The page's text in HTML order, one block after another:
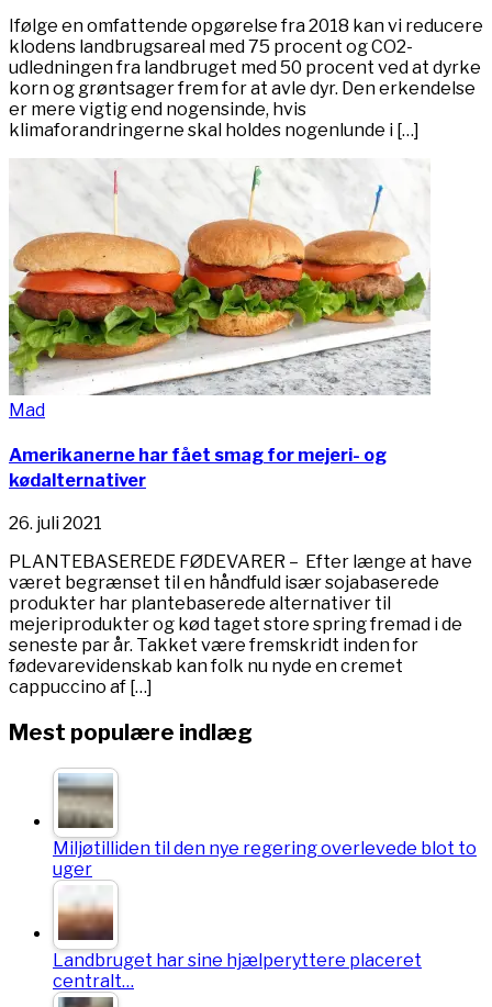
Ifølge en omfattende opgørelse fra 2018 kan vi reducere
klodens landbrugsareal med 75 procent og CO2-
udledningen fra landbruget med 50 procent ved at dyrke
korn og grøntsager frem for at avle dyr. Den erkendelse
er mere vigtig end nogensinde, hvis
klimaforandringerne skal holdes nogenlunde i […]
Mad
Amerikanerne har fået smag for mejeri- og
kødalternativer
26. juli 2021
PLANTEBASEREDE FØDEVARER – Efter længe at have
været begrænset til en håndfuld især sojabaserede
produkter har plantebaserede alternativer til
mejeriprodukter og kød taget store spring fremad i de
seneste par år. Takket være fremskridt inden for
fødevarevidenskab kan folk nu nyde en cremet
cappuccino af […]
Mest populære indlæg
Miljøtilliden til den nye regering overlevede blot to
uger
Landbruget har sine hjælperyttere placeret
centralt…